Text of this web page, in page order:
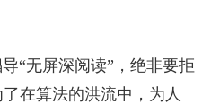
“无屏深阅读”，绝非要拒
在算法的洪流中，为人